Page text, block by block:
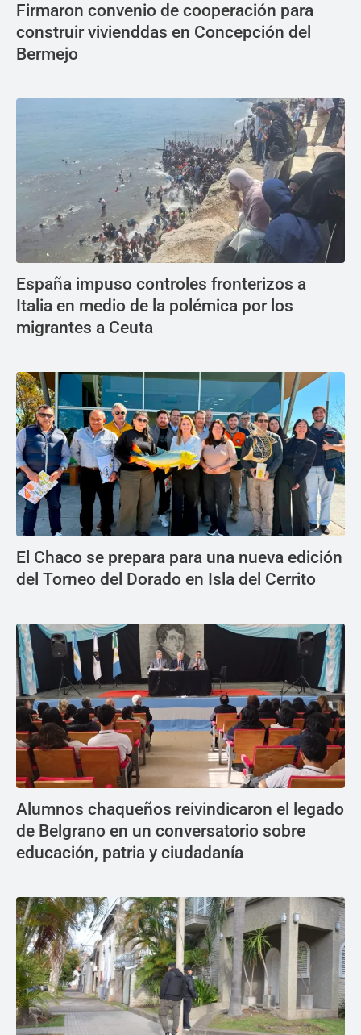
Firmaron convenio de cooperación para
construir vivienddas en Concepción del
Bermejo
España impuso controles fronterizos a
Italia en medio de la polémica por los
migrantes a Ceuta
El Chaco se prepara para una nueva edición
del Torneo del Dorado en Isla del Cerrito
Alumnos chaqueños reivindicaron el legado
de Belgrano en un conversatorio sobre
educación, patria y ciudadanía